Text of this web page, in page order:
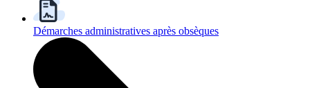
Démarches administratives après obsèques